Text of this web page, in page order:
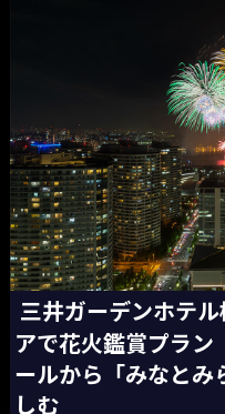
三井ガーデンホテ
アで花火鑑賞プラ
ールから「みなとみ
しむ